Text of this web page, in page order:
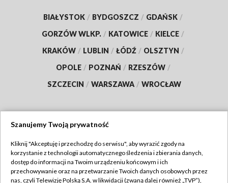
BIAŁYSTOK / BYDGOSZCZ / GDAŃSK /
GORZÓW WLKP. / KATOWICE / KIELCE /
KRAKÓW / LUBLIN / ŁÓDŹ / OLSZTYN /
OPOLE / POZNAŃ / RZESZÓW /
SZCZECIN / WARSZAWA / WROCŁAW
TVP
Abonament TVP
Regulamin TVP
Szanujemy Twoją prywatność
Kliknij "Akceptuję i przechodzę do serwisu", aby wyrazić zgody na
korzystanie z technologii automatycznego śledzenia i zbierania danych,
dostęp do informacji na Twoim urządzeniu końcowym i ich
przechowywanie oraz na przetwarzanie Twoich danych osobowych przez
nas, czyli Telewizję Polską S.A. w likwidacji (zwaną dalej również „TVP”),